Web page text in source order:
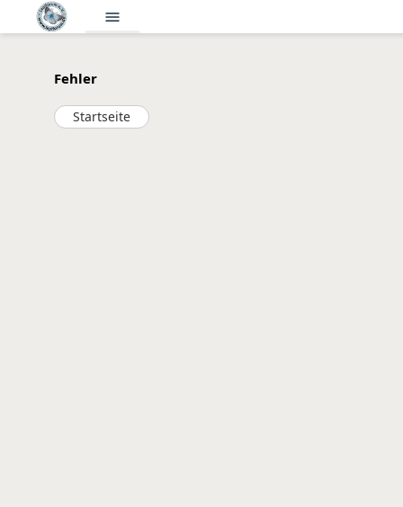
menu
Fehler
Startseite